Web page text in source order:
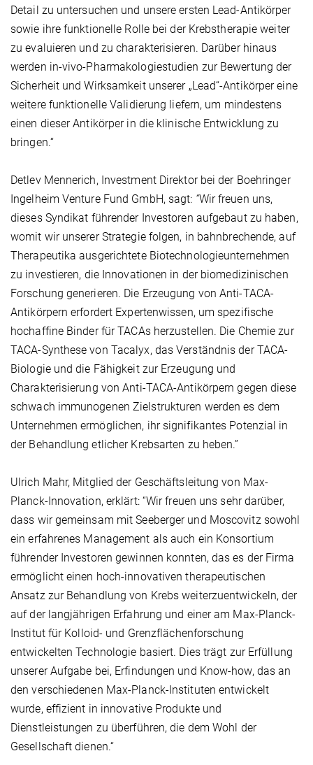
Detail zu untersuchen und unsere ersten Lead-Antikörper
sowie ihre funktionelle Rolle bei der Krebstherapie weiter
zu evaluieren und zu charakterisieren. Darüber hinaus
werden in-vivo-Pharmakologiestudien zur Bewertung der
Sicherheit und Wirksamkeit unserer „Lead“-Antikörper eine
weitere funktionelle Validierung liefern, um mindestens
einen dieser Antikörper in die klinische Entwicklung zu
bringen.“
Detlev Mennerich, Investment Direktor bei der Boehringer
Ingelheim Venture Fund GmbH, sagt: “Wir freuen uns,
dieses Syndikat führender Investoren aufgebaut zu haben,
womit wir unserer Strategie folgen, in bahnbrechende, auf
Therapeutika ausgerichtete Biotechnologieunternehmen
zu investieren, die Innovationen in der biomedizinischen
Forschung generieren. Die Erzeugung von Anti-TACA-
Antikörpern erfordert Expertenwissen, um spezifische
hochaffine Binder für TACAs herzustellen. Die Chemie zur
TACA-Synthese von Tacalyx, das Verständnis der TACA-
Biologie und die Fähigkeit zur Erzeugung und
Charakterisierung von Anti-TACA-Antikörpern gegen diese
schwach immunogenen Zielstrukturen werden es dem
Unternehmen ermöglichen, ihr signifikantes Potenzial in
der Behandlung etlicher Krebsarten zu heben.”
Ulrich Mahr, Mitglied der Geschäftsleitung von Max-
Planck-Innovation, erklärt: “Wir freuen uns sehr darüber,
dass wir gemeinsam mit Seeberger und Moscovitz sowohl
ein erfahrenes Management als auch ein Konsortium
führender Investoren gewinnen konnten, das es der Firma
ermöglicht einen hoch-innovativen therapeutischen
Ansatz zur Behandlung von Krebs weiterzuentwickeln, der
auf der langjährigen Erfahrung und einer am Max-Planck-
Institut für Kolloid- und Grenzflächenforschung
entwickelten Technologie basiert. Dies trägt zur Erfüllung
unserer Aufgabe bei, Erfindungen und Know-how, das an
den verschiedenen Max-Planck-Instituten entwickelt
wurde, effizient in innovative Produkte und
Dienstleistungen zu überführen, die dem Wohl der
Gesellschaft dienen.“